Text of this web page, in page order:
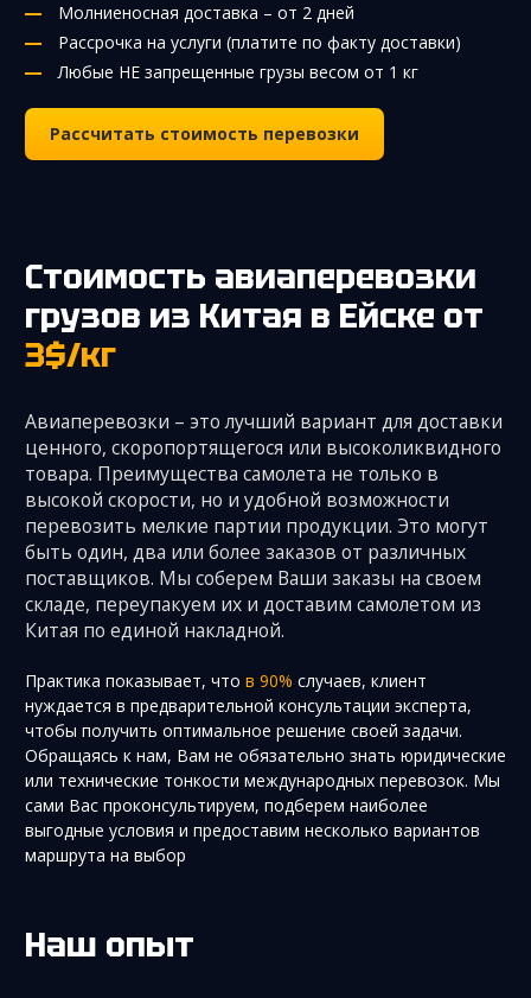
Молниеносная доставка – от 2 дней
Рассрочка на услуги (платите по факту доставки)
Любые НЕ запрещенные грузы весом от 1 кг
Рассчитать стоимость перевозки
Стоимость авиаперевозки
грузов из Китая в Ейске от
3$/кг
Авиаперевозки – это лучший вариант для доставки
ценного, скоропортящегося или высоколиквидного
товара. Преимущества самолета не только в
высокой скорости, но и удобной возможности
перевозить мелкие партии продукции. Это могут
быть один, два или более заказов от различных
поставщиков. Мы соберем Ваши заказы на своем
складе, переупакуем их и доставим самолетом из
Китая по единой накладной.
Практика показывает, что в 90% случаев, клиент
нуждается в предварительной консультации эксперта,
чтобы получить оптимальное решение своей задачи.
Обращаясь к нам, Вам не обязательно знать юридические
или технические тонкости международных перевозок. Мы
сами Вас проконсультируем, подберем наиболее
выгодные условия и предоставим несколько вариантов
маршрута на выбор
Наш опыт